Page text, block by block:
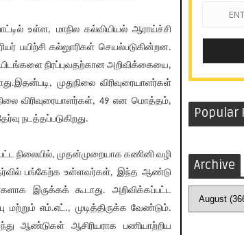
உள்ள, மாநில கல்வியியல் ஆராய்ச்சி
பயிற்சி கல்லுாரிகள் செயல்படுகின்றன.
நிரப்புவதற்கான அறிவிக்கையை,
முதுநிலை விரிவுரையாளர்கள்
விரிவுரையாளர்கள், 49 என மொத்தம்,
நடத்தப்படுகிறது.
நிலையில், முதன்முறையாக கணினி வழி
பங்கேற்க உள்ளவர்கள், இந்த ஆண்டு
இருக்கக் கூடாது. அறிவிக்கப்பட்ட
மற்றும் எம்.எட்., முடித்திருக்க வேண்டும்.
ஆண்டுகள் ஆசிரியராக பணியாற்றிய
Popular
Archive